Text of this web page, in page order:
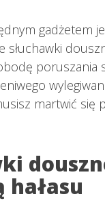
gadżetem
słuchawki
poruszania
martwić się
hałasu